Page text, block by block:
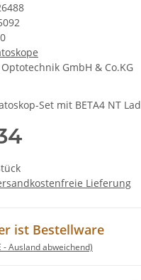
GmbH & Co.KG
Set mit BETA4 NT
Lieferung
ist Bestellware
- Ausland abweichend)